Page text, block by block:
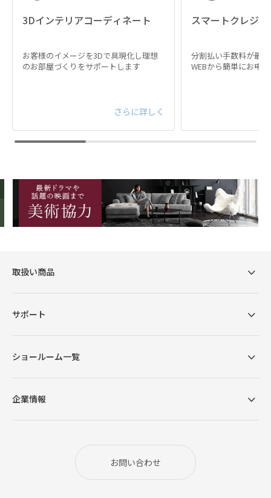
計算されたサイズ設計
横幅2580mmと横になっても脚を伸ばせるワイドサ
ることができます。カウチは脚を伸ばしても余裕が
3Dインテリアコーディネート
お客様のイメージを3Dで具現化し理想
のお部屋づくりをサポートします
さらに詳しく
スマートクレジ
分割払い手数料が最
WEBから簡単にお申
取扱い商品
サポート
ショールーム一覧
企業情報
お問い合わせ